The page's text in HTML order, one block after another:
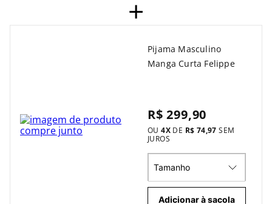
+
Pijama Masculino
Manga Curta Felippe
R$ 299,90
OU 4X DE R$ 74,97 SEM
JUROS
Tamanho
Adicionar à sacola